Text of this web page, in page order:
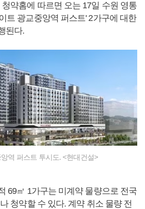
약홈에 따르면 오는 17일 수원 영통
트 광교중앙역 퍼스트' 2가구에 대한
된다.
역 퍼스트 투시도. <현대건설>
69㎡ 1가구는 미계약 물량으로 전국
청약할 수 있다. 계약 취소 물량 전